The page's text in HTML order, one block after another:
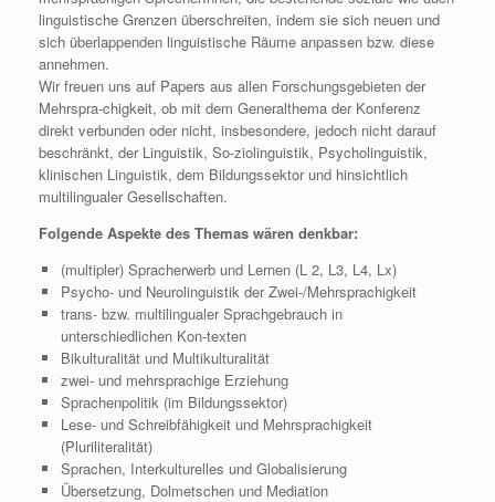
linguistische Grenzen überschreiten, indem sie sich neuen und
sich überlappenden linguistische Räume anpassen bzw. diese
annehmen.
Wir freuen uns auf Papers aus allen Forschungsgebieten der
Mehrspra-chigkeit, ob mit dem Generalthema der Konferenz
direkt verbunden oder nicht, insbesondere, jedoch nicht darauf
beschränkt, der Linguistik, So-ziolinguistik, Psycholinguistik,
klinischen Linguistik, dem Bildungssektor und hinsichtlich
multilingualer Gesellschaften.
Folgende Aspekte des Themas wären denkbar:
(multipler) Spracherwerb und Lernen (L 2, L3, L4, Lx)
Psycho- und Neurolinguistik der Zwei-/Mehrsprachigkeit
trans- bzw. multilingualer Sprachgebrauch in
unterschiedlichen Kon-texten
Bikulturalität und Multikulturalität
zwei- und mehrsprachige Erziehung
Sprachenpolitik (im Bildungssektor)
Lese- und Schreibfähigkeit und Mehrsprachigkeit
(Pluriliteralität)
Sprachen, Interkulturelles und Globalisierung
Übersetzung, Dolmetschen und Mediation